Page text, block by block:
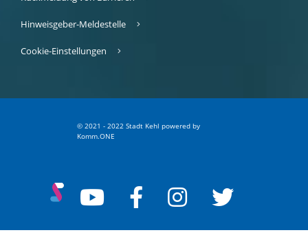
Hinweisgeber-Meldestelle
Cookie-Einstellungen
© 2021 - 2022 Stadt Kehl powered by
Komm.ONE